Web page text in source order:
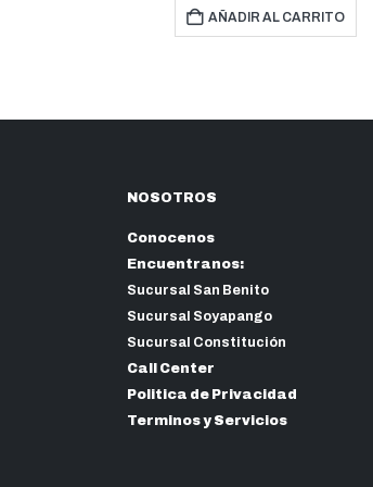
AÑADIR AL CARRITO
NOSOTROS
Conocenos
Encuentranos:
Sucursal San Benito
Sucursal Soyapango
Sucursal Constitución
Call Center
Politica de Privacidad
Terminos y Servicios